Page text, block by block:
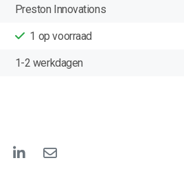
Preston Innovations
1 op voorraad
1-2 werkdagen